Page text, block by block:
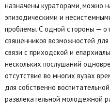
назначены кураторами, можно
эпизодическими и
проблемы. С одной стороны —
священников возможностей
связи с приходской и
нескольких послушаний
отсутствие во многих вузах
для собственно
развлекательной молодежной